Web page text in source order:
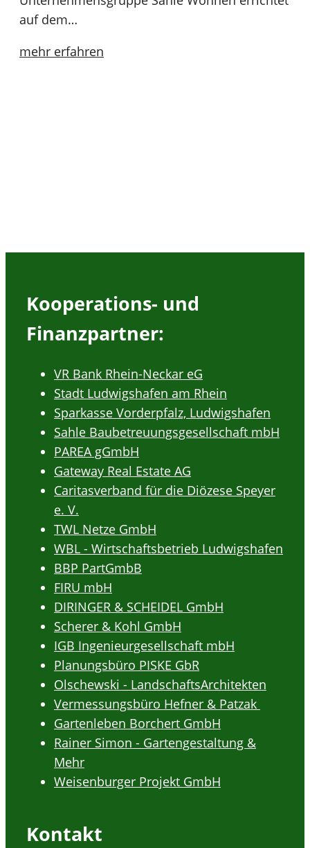
auf dem…
mehr erfahren
Kooperations- und
Finanzpartner:
VR Bank Rhein-Neckar eG
Stadt Ludwigshafen am Rhein
Sparkasse Vorderpfalz, Ludwigshafen
Sahle Baubetreuungsgesellschaft mbH
PAREA gGmbH
Gateway Real Estate AG
Caritasverband für die Diözese Speyer
e. V.
TWL Netze GmbH
WBL - Wirtschaftsbetrieb Ludwigshafen
BBP PartGmbB
FIRU mbH
DIRINGER & SCHEIDEL GmbH
Scherer & Kohl GmbH
IGB Ingenieurgesellschaft mbH
Planungsbüro PISKE GbR
Olschewski - LandschaftsArchitekten
Vermessungsbüro Hefner & Patzak
Gartenleben Borchert GmbH
Rainer Simon - Gartengestaltung &
Mehr
Weisenburger Projekt GmbH
Kontakt